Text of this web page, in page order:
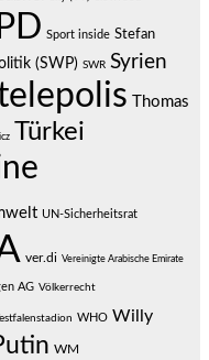
Sport inside Stefan
(SWP) SWR Syrien
Thomas
Türkei
UN-Sicherheitsrat
ver.di Vereinigte Arabische Emirate
AG Völkerrecht
WHO Willy
WM